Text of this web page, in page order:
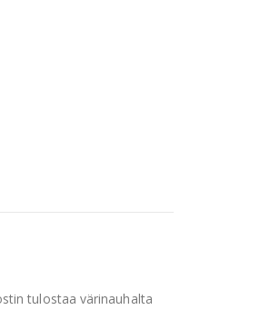
tulostaa värinauhalta